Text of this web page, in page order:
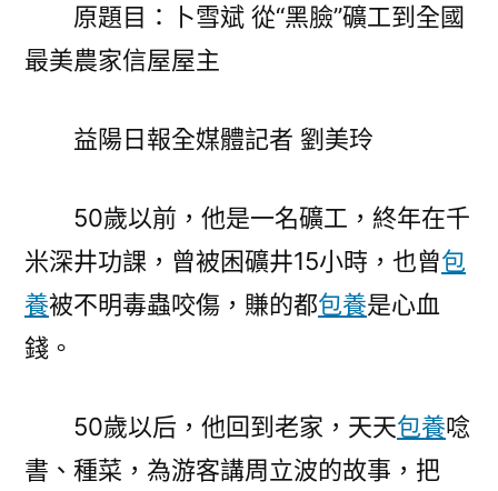
價
斌
臉”
礦
工
到
最
農
原題目：卜雪斌 從“黑臉”礦工到全國
最美農家信屋屋主
益陽日報全媒體記者 劉美玲
50歲以前，他是一名礦工，終年在千
米深井功課，曾被困礦井15小時，也曾包
養被不明毒蟲咬傷，賺的都包養是心血
錢。
50歲以后，他回到老家，天天包養唸
書、種菜，為游客講周立波的故事，把